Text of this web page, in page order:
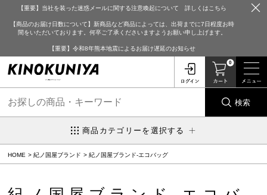
【重要】当社を装った迷惑メールに関する注意喚起について 詳しくはこちら
【商品のお届け日数について】新商品など商品によっては、出荷までに7日程度お時
間をいただいております。何卒ご了承くださいますようお願い申し上げます。
【重要】令和8年熊本地震によるお届け遅延のお知らせ
0
検索
商品カテゴリーを選択する
HOME 紀ノ国屋ブランド 紀ノ国屋ブランド-エコバッグ